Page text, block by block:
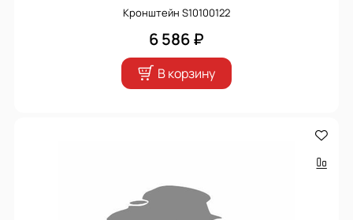
Кронштейн S10100122
6 586 ₽
В корзину